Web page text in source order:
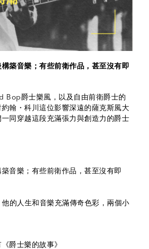
築音樂；有些前衛作品，甚至沒有即
Bop爵士樂風，以及自由前衛爵士的
翰・科川這位影響深遠的薩克斯風大
同穿越這段充滿張力與創造力的爵士
音樂；有些前衛作品，甚至沒有即
的人生和音樂充滿傳奇色彩，兩個小
爵士樂的故事》